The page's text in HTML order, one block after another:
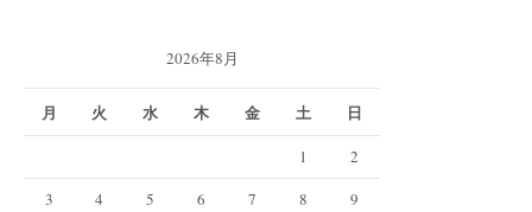
2026年8月
月 火 水 木 金 土 日
1
2
3
4 5 6 7 8
9